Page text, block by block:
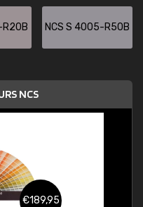
R20B NCS S 4005-R50B
NCS
€189,95